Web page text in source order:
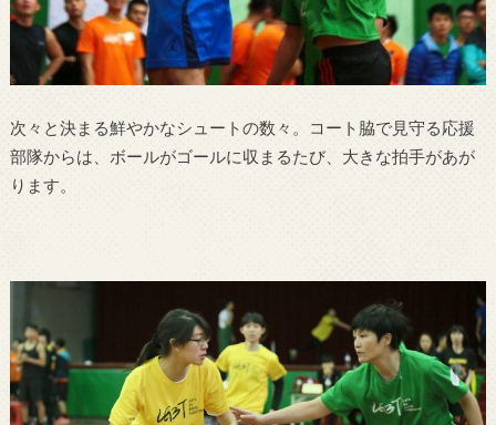
次々と決まる鮮やかなシュートの数々。コート脇で見守る応援
部隊からは、ボールがゴールに収まるたび、大きな拍手があが
ります。